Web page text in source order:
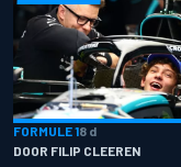
FORMULE 18 d
DOOR FILIP CLEEREN